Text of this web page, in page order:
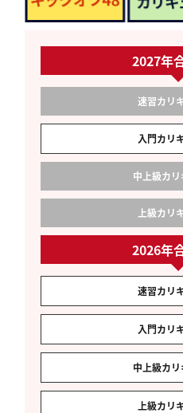
2027年
速習カリ
入門カリ
中上級カ
上級カリ
2026年
速習カリ
入門カリ
中上級カ
上級カリ